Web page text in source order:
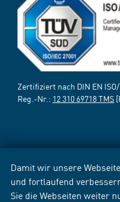
Damit wir unsere
und fortlaufend
Sie die Webseiten weiter
Zertifiziert nach DIN EN
Reg.-Nr.: 12 310 69718 TMS